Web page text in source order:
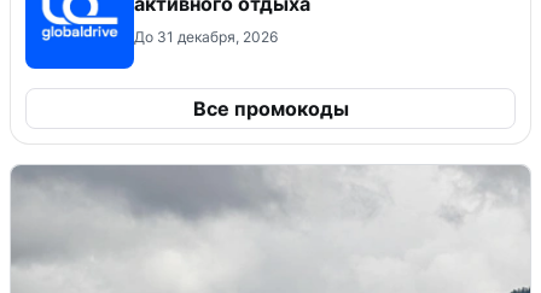
До 31 декабря, 2026
Все промокоды